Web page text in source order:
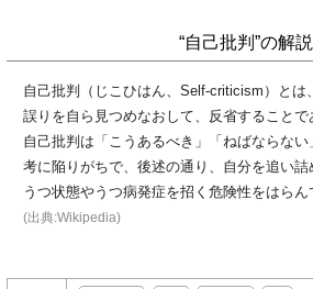
“自己批判”の解説
自己批判（じこひはん、Self-criticism）とは
誤りを自ら見つめなおして、反省すること
自己批判は「こうあるべき」「ねばならな
考に陥りがちで、後述の通り、自分を追い
うつ状態やうつ病発症を招く危険性をはらん
(出典:Wikipedia)